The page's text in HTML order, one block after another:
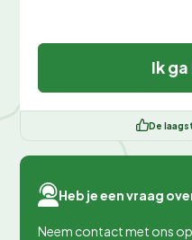
Ik
De
Heb je een vraag
Neem contact met ons op